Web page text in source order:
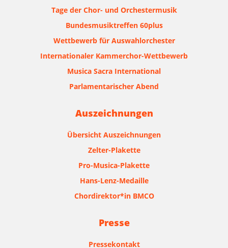
Tage der Chor- und Orchestermusik
Bundesmusiktreffen 60plus
Wettbewerb für Auswahlorchester
Internationaler Kammerchor-Wettbewerb
Musica Sacra International
Parlamentarischer Abend
Auszeichnungen
Übersicht Auszeichnungen
Zelter-Plakette
Pro-Musica-Plakette
Hans-Lenz-Medaille
Chordirektor*in BMCO
Presse
Pressekontakt